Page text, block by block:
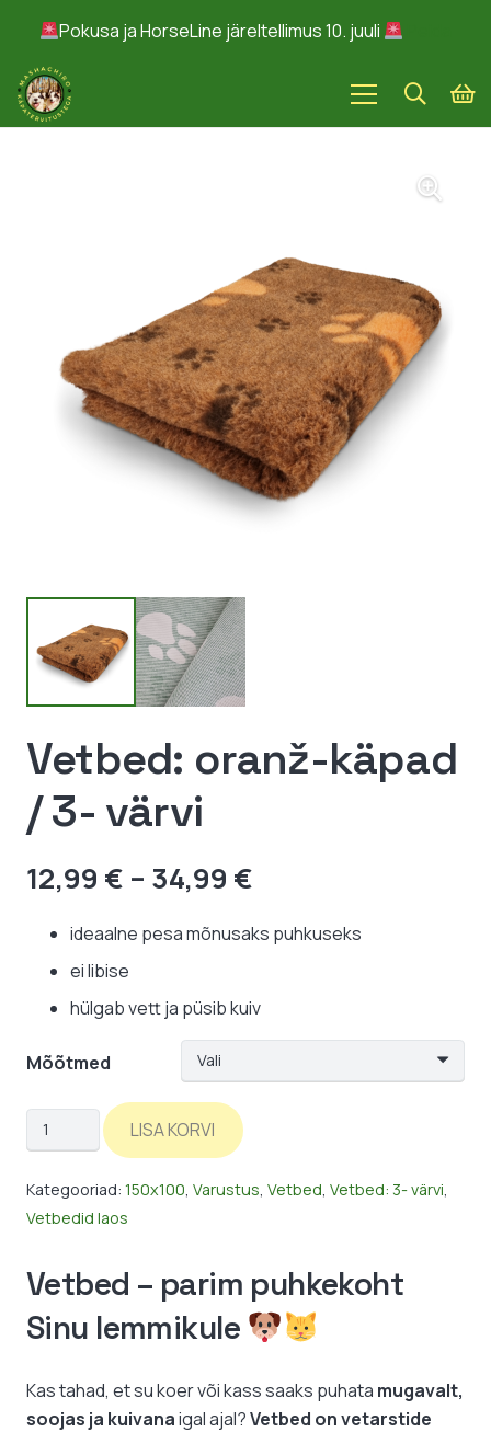
Pokusa ja HorseLine järeltellimus 10. juuli
Vetbed: oranž-käpad
/ 3- värvi
12,99 € – 34,99 €
kuni
ideaalne pesa mõnusaks puhkuseks
ei libise
hülgab vett ja püsib kuiv
Mõõtmed
Vetbed:
oranž-
käpad
/
kogus
LISA KORVI
Kategooriad: 150x100 Varustus Vetbed Vetbed: 3- värvi
Vetbedid laos
Vetbed – parim puhkekoht
Sinu lemmikule
Kas tahad, et su koer või kass saaks puhata mugavalt,
soojas ja kuivanaigal ajal?Vetbed on vetarstide